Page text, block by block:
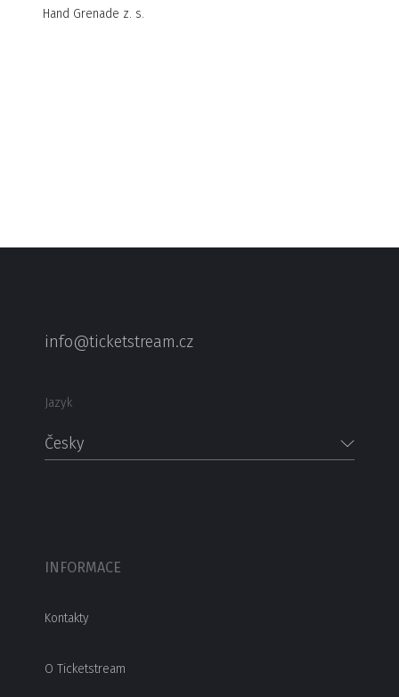
Hand Grenade z. s.
info@ticketstream.cz
Jazyk
Česky
INFORMACE
Kontakty
O Ticketstream